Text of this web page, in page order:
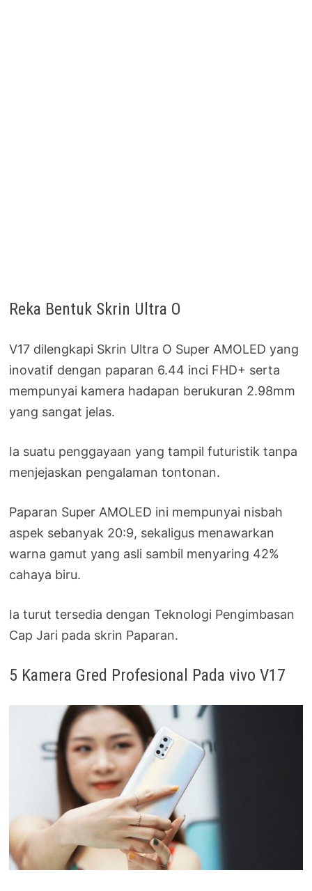
Reka Bentuk Skrin Ultra O
V17 dilengkapi Skrin Ultra O Super AMOLED yang
inovatif dengan paparan 6.44 inci FHD+ serta
mempunyai kamera hadapan berukuran 2.98mm
yang sangat jelas.
Ia suatu penggayaan yang tampil futuristik tanpa
menjejaskan pengalaman tontonan.
Paparan Super AMOLED ini mempunyai nisbah
aspek sebanyak 20:9, sekaligus menawarkan
warna gamut yang asli sambil menyaring 42%
cahaya biru.
Ia turut tersedia dengan Teknologi Pengimbasan
Cap Jari pada skrin Paparan.
5 Kamera Gred Profesional Pada vivo V17